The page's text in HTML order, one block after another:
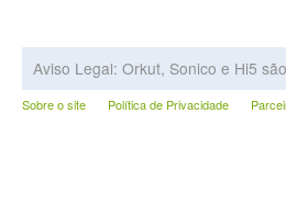
Aviso Legal: Orkut, Sonico e Hi5
Sobre o site Política de Privacidade